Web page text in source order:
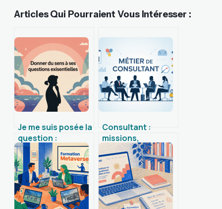
Articles Qui Pourraient Vous Intéresser :
Je me suis posée la
question :
comprendre et
clarifier ses
doutes intérieurs
Consultant :
missions,
compétences et
pistes concrètes
pour réussir